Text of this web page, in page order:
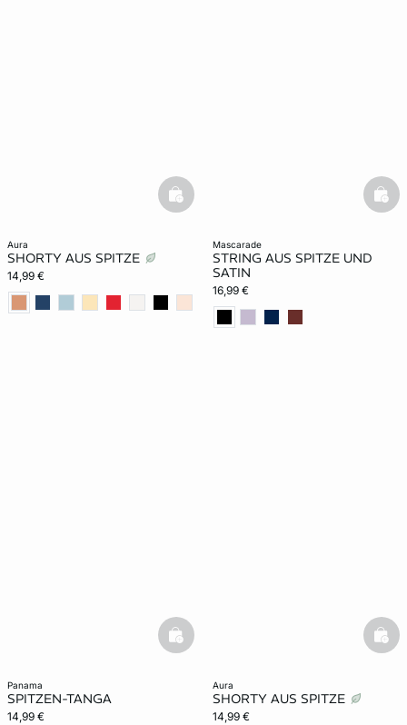
aura
SHORTY AUS SPITZE
14,99 €
basketfull
mascarade
STRING AUS SPITZE UND
SATIN
16,99 €
panama
SPITZEN-TANGA
14,99 €
basketfull
aura
SHORTY AUS SPITZE
14,99 €